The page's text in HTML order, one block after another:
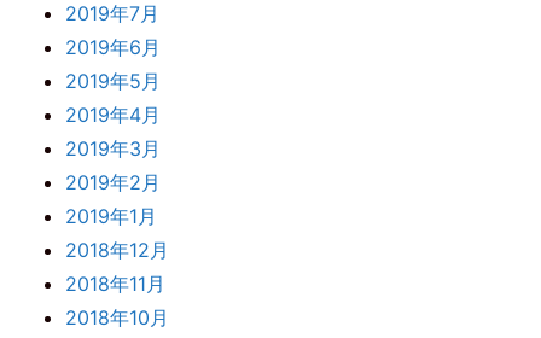
2019年7月
2019年6月
2019年5月
2019年4月
2019年3月
2019年2月
2019年1月
2018年12月
2018年11月
2018年10月